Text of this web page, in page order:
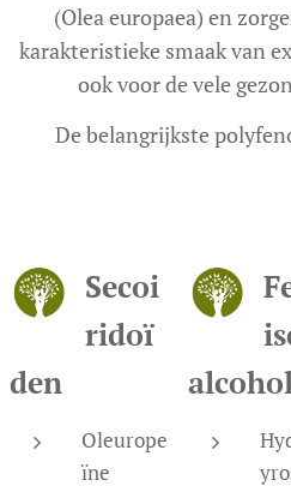
(Olea europaea) en
karakteristieke smaak van
ook voor de vele
De belangrijkste
Secoi
ridoï
den
Oleurope
ïne